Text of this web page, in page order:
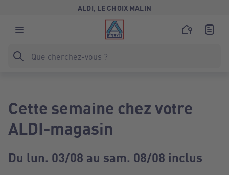
ALDI, LE CHOIX MALIN
Cette semaine chez votre
ALDI-magasin
Du lun. 03/08 au sam. 08/08 inclus